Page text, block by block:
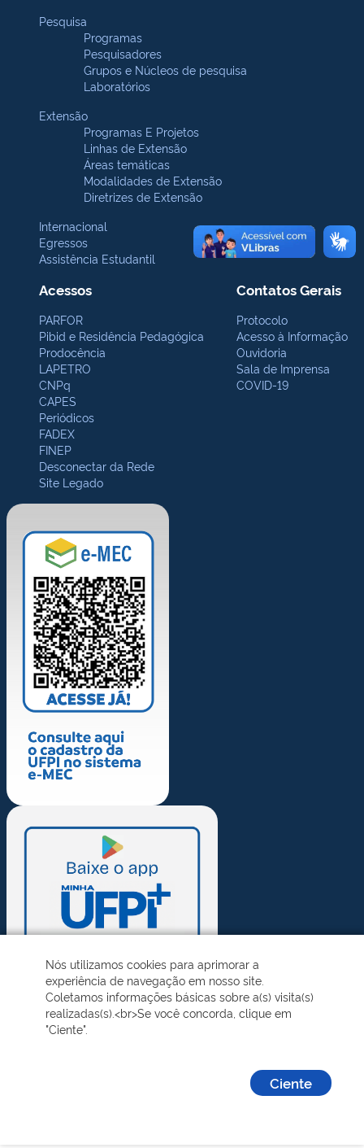
Pesquisa
Programas
Pesquisadores
Grupos e Núcleos de pesquisa
Laboratórios
Extensão
Programas E Projetos
Linhas de Extensão
Áreas temáticas
Modalidades de Extensão
Diretrizes de Extensão
Internacional
Egressos
Assistência Estudantil
Acessos
PARFOR
Pibid e Residência Pedagógica
Prodocência
LAPETRO
CNPq
CAPES
Periódicos
FADEX
FINEP
Desconectar da Rede
Site Legado
Contatos Gerais
Protocolo
Acesso à Informação
Ouvidoria
Sala de Imprensa
COVID-19
Nós utilizamos cookies para aprimorar a
experiência de navegação em nosso site.
Coletamos informações básicas sobre a(s) visita(s)
realizadas(s).<br>Se você concorda, clique em
"Ciente".
Ciente